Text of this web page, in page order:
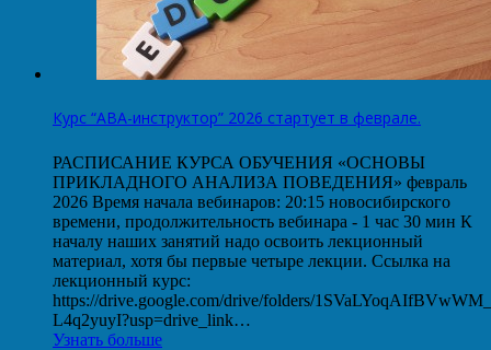
Курс “АВА-инструктор” 2026 стартует в феврале.
РАСПИСАНИЕ КУРСА ОБУЧЕНИЯ «ОСНОВЫ
ПРИКЛАДНОГО АНАЛИЗА ПОВЕДЕНИЯ» февраль
2026 Время начала вебинаров: 20:15 новосибирского
времени, продолжительность вебинара - 1 час 30 мин К
началу наших занятий надо освоить лекционный
материал, хотя бы первые четыре лекции. Ссылка на
лекционный курс:
https://drive.google.com/drive/folders/
L4q2yuyI?usp=drive_link…
Узнать больше